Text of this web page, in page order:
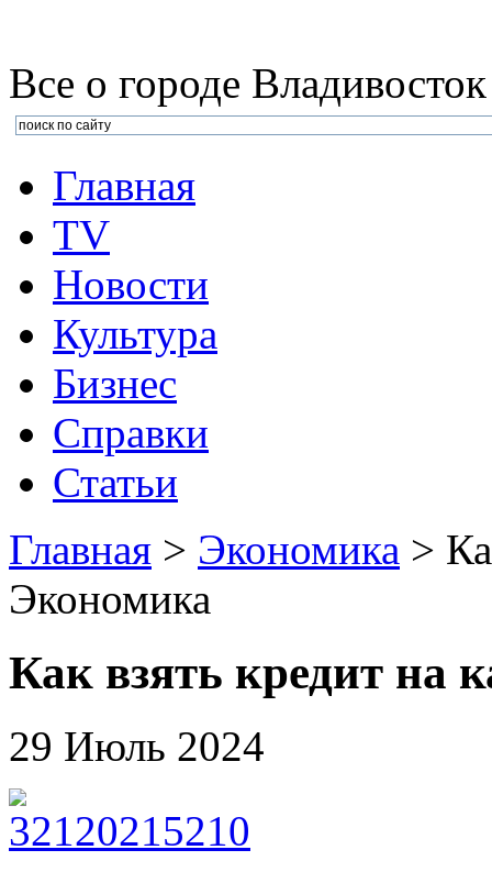
Все о городе Владивосток
Главная
TV
Новости
Культура
Бизнеc
Справки
Статьи
Главная > Экономика >
Экономика
Как взять кредит на
29 Июль 2024